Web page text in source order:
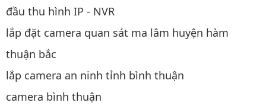
đầu thu hình IP - NVR
lắp đặt camera quan sát ma lâm huyện hàm
thuận bắc
lắp camera an ninh tỉnh bình thuận
camera bình thuận